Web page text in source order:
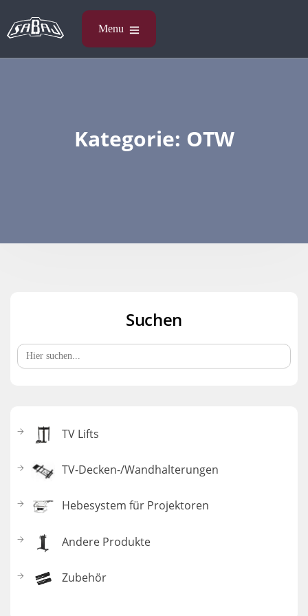
Kategorie: OTW
Suchen
Search
for:
TV Lifts
TV-Decken-/Wandhalterungen
Hebesystem für Projektoren
Andere Produkte
Zubehör